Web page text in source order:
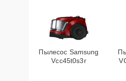
Пылесос Samsung
Vcc45t0s3r